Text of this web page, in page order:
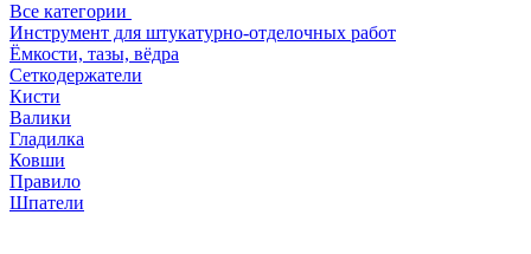
Все категории
Инструмент для штукатурно-отделочных работ
Ёмкости, тазы, вёдра
Сеткодержатели
Кисти
Валики
Гладилка
Ковши
Правило
Шпатели